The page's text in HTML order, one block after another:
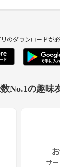
のダウンロードが
No.1の趣味
サ